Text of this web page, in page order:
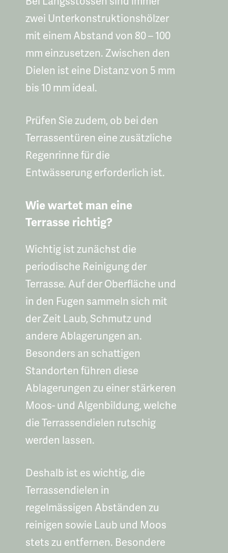
zwei Unterkonstruktionshölzer
mit einem Abstand von 80 – 100
mm einzusetzen. Zwischen den
Dielen ist eine Distanz von 5 mm
bis 10 mm ideal.
Prüfen Sie zudem, ob bei den
Terrassentüren eine zusätzliche
Regenrinne für die
Entwässerung erforderlich ist.
Wie wartet man eine
Terrasse richtig?
Wichtig ist zunächst die
periodische Reinigung der
Terrasse. Auf der Oberfläche und
in den Fugen sammeln sich mit
der Zeit Laub, Schmutz und
andere Ablagerungen an.
Besonders an schattigen
Standorten führen diese
Ablagerungen zu einer stärkeren
Moos- und Algenbildung, welche
die Terrassendielen rutschig
werden lassen.
Deshalb ist es wichtig, die
Terrassendielen in
regelmässigen Abständen zu
reinigen sowie Laub und Moos
stets zu entfernen. Besondere